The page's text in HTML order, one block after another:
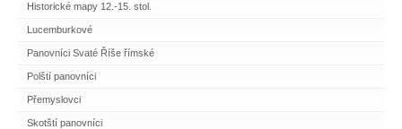
Historické mapy 12.-15. stol.
Lucemburkové
Panovníci Svaté Říše římské
Polští panovníci
Přemyslovci
Skotští panovníci